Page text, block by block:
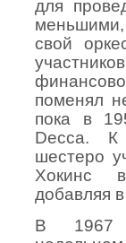
для
свой
поменял
пока в
Decca. К
шестеро
Хокинс
добавляя
В 1967